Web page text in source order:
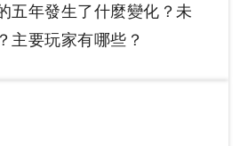
五年發生了什麼變化？未
主要玩家有哪些？